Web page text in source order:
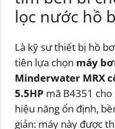
lọc nước hồ
Là kỹ sư thiết bị hồ
tiên lựa chọn máy
Minderwater MRX
5.5HP mã B4351 cho
hiệu năng ổn định,
giản: máy này được